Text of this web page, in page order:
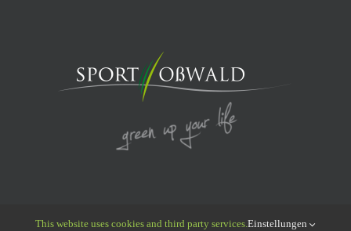
This website uses cookies and third party services.Einstellungen